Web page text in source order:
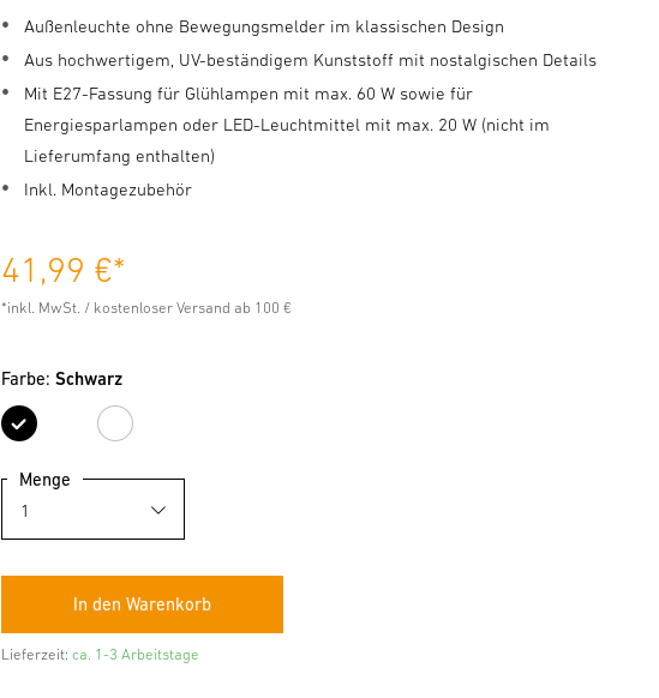
Außenleuchte ohne Bewegungsmelder im klassischen Design
Aus hochwertigem, UV-beständigem Kunststoff mit nostalgischen Details
Mit E27-Fassung für Glühlampen mit max. 60 W sowie für
Energiesparlampen oder LED-Leuchtmittel mit max. 20 W (nicht im
Lieferumfang enthalten)
Inkl. Montagezubehör
41,99 €*
*inkl. MwSt. / kostenloser Versand ab 100 €
Farbe:Schwarz
SchwarzWeiß
Menge
Lieferzeit: ca. 1-3 Arbeitstage